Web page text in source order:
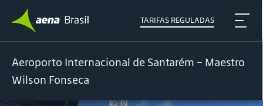
TARIFAS REGULADAS
Aeroporto Internacional de Santarém – Maestro
Wilson Fonseca